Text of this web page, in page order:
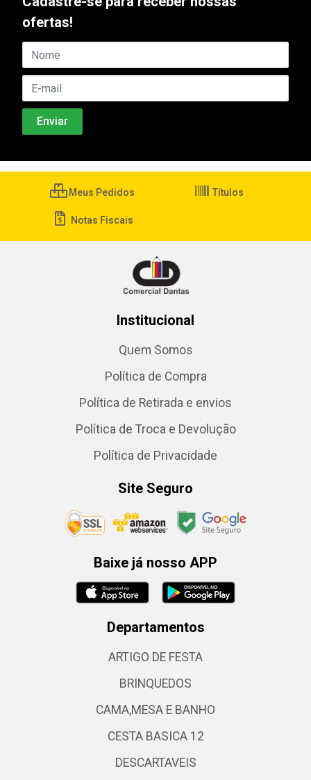
ofertas!
Meus Pedidos Títulos
Notas Fiscais
Institucional
Quem Somos
Política de Compra
Política de Retirada e envios
Política de Troca e Devolução
Política de Privacidade
Site Seguro
Baixe já nosso APP
Departamentos
ARTIGO DE FESTA
BRINQUEDOS
CAMA,MESA E BANHO
CESTA BASICA 12
DESCARTAVEIS